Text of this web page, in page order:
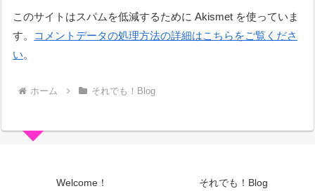
このサイトはスパムを低減するために Akismet を使っていま
す。
コメントデータの処理方法の詳細はこちらをご覧くださ
い。
ホーム それでも！Blog
Welcome！
それでも！Blog